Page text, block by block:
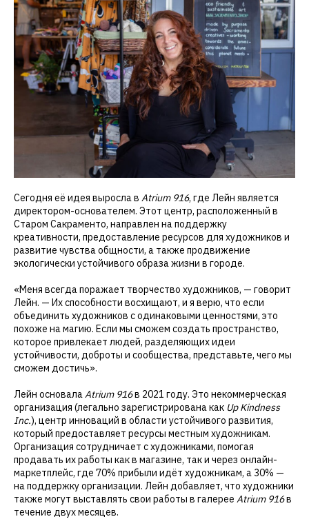
Сегодня её идея выросла в Atrium 916, где Лейн является
директором-основателем. Этот центр, расположенный в
Старом Сакраменто, направлен на поддержку
креативности, предоставление ресурсов для художников и
развитие чувства общности, а также продвижение
экологически устойчивого образа жизни в городе.
«Меня всегда поражает творчество художников, — говорит
Лейн. — Их способности восхищают, и я верю, что если
объединить художников с одинаковыми ценностями, это
похоже на магию. Если мы сможем создать пространство,
которое привлекает людей, разделяющих идеи
устойчивости, доброты и сообщества, представьте, чего мы
сможем достичь».
Лейн основала Atrium 916в 2021 году. Это некоммерческая
организация (легально зарегистрирована как Up Kindness
Inc.), центр инноваций в области устойчивого развития,
который предоставляет ресурсы местным художникам.
Организация сотрудничает с художниками, помогая
продавать их работы как в магазине, так и через онлайн-
маркетплейс, где 70% прибыли идёт художникам, а 30% —
на поддержку организации. Лейн добавляет, что художники
также могут выставлять свои работы в галерее Atrium 916в
течение двух месяцев.